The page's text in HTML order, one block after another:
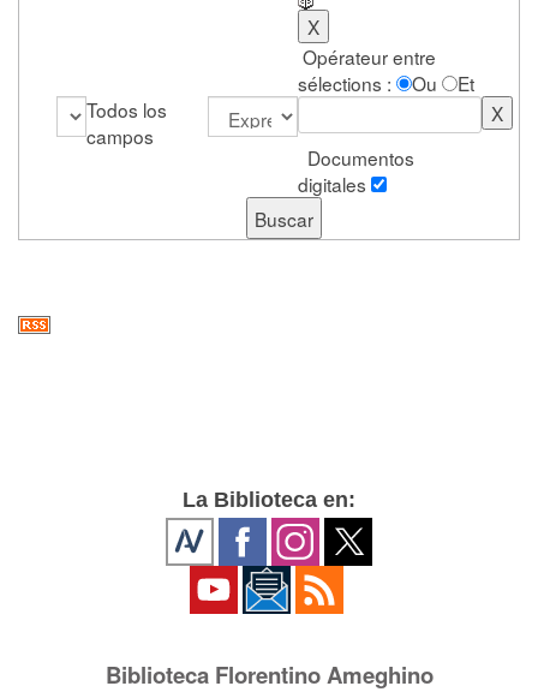
Opérateur entre
sélections :
Ou
Et
Todos los
campos
Documentos
digitales
La Biblioteca en:
Biblioteca Florentino Ameghino